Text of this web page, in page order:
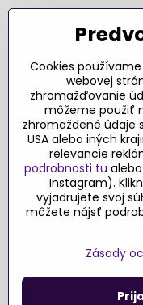
Ďakujeme za
Sme
vďaka vám –
v poctivý
pridanou
motiváciou
ktoré majú
Predvoľby súkromia
Cookies
webovej
zhromažďovanie
môžeme použiť
zhromaždené údaje
USA alebo iných
relevancie
podrobnosti tu alebo
Instagram).
vyjadrujete svoj
môžete nájsť
Zásady